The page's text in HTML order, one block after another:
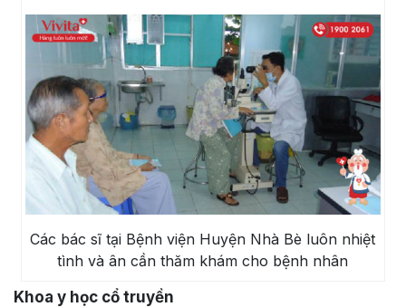
Các bác sĩ tại Bệnh viện Huyện Nhà Bè luôn nhiệt
tình và ân cần thăm khám cho bệnh nhân
Khoa y học cổ truyền